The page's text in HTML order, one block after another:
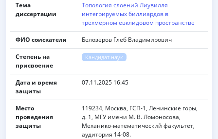
Тема
диссертации
Топология слоений Лиувилля
интегрируемых биллиардов в
трехмерном евклидовом пространстве
ФИО соискателя Белозеров Глеб Владимирович
Степень на
присвоение
Кандидат наук
Дата и время
защиты
07.11.2025 16:45
Место
проведения
защиты
119234, Москва, ГСП-1, Ленинские горы,
д. 1, МГУ имени М. В. Ломоносова,
Механико-математический факультет,
аудитория 14-08.